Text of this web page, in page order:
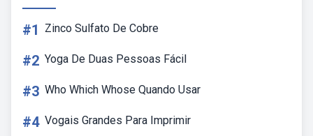
#1 Zinco Sulfato De Cobre
#2 Yoga De Duas Pessoas Fácil
#3 Who Which Whose Quando Usar
#4 Vogais Grandes Para Imprimir